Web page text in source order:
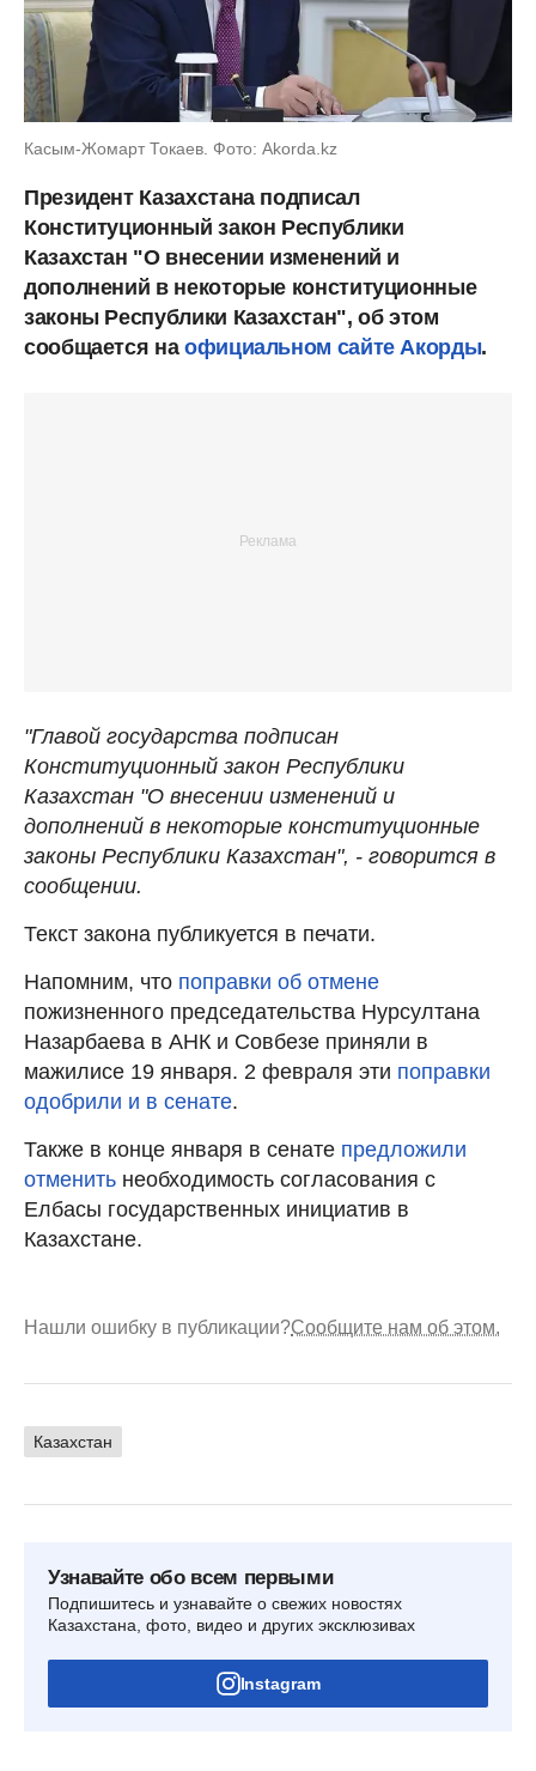
Касым-Жомарт Токаев. Фото: Akorda.kz
Президент Казахстана подписал
Конституционный закон Республики
Казахстан "О внесении изменений и
дополнений в некоторые конституционные
законы Республики Казахстан", об этом
сообщается на официальном сайте Акорды.
"Главой государства подписан
Конституционный закон Республики
Казахстан "О внесении изменений и
дополнений в некоторые конституционные
законы Республики Казахстан", - говорится в
сообщении.
Текст закона публикуется в печати.
Напомним, что поправки об отмене
пожизненного председательства Нурсултана
Назарбаева в АНК и Совбезе приняли в
мажилисе 19 января. 2 февраля эти поправки
одобрили и в сенате.
Также в конце января в сенате предложили
отменить необходимость согласования с
Елбасы государственных инициатив в
Казахстане.
Нашли ошибку в публикации?Сообщите нам об этом.
Казахстан
Узнавайте обо всем первыми
Подпишитесь и узнавайте о свежих новостях
Казахстана, фото, видео и других эксклюзивах
Instagram